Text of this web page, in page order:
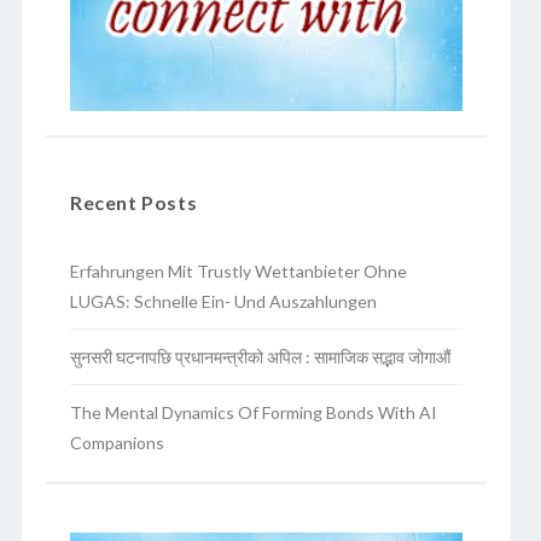
Recent Posts
Erfahrungen Mit Trustly Wettanbieter Ohne
LUGAS: Schnelle Ein- Und Auszahlungen
सुनसरी घटनापछि प्रधानमन्त्रीको अपिल : सामाजिक सद्भाव जोगाऔं
The Mental Dynamics Of Forming Bonds With AI
Companions